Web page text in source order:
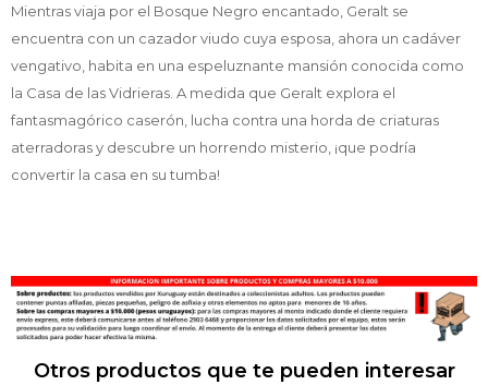
Mientras viaja por el Bosque Negro encantado, Geralt se
encuentra con un cazador viudo cuya esposa, ahora un cadáver
vengativo, habita en una espeluznante mansión conocida como
la Casa de las Vidrieras. A medida que Geralt explora el
fantasmagórico caserón, lucha contra una horda de criaturas
aterradoras y descubre un horrendo misterio, ¡que podría
convertir la casa en su tumba!
Otros productos que te pueden interesar